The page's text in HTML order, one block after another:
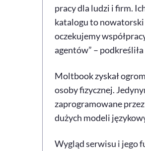
pracy dla ludzi i firm.
katalogu to
oczekujemy
agentów” –
Moltbook zyskał
osoby fizycznej.
zaprogramowane
dużych modeli
Wygląd serwisu i jego